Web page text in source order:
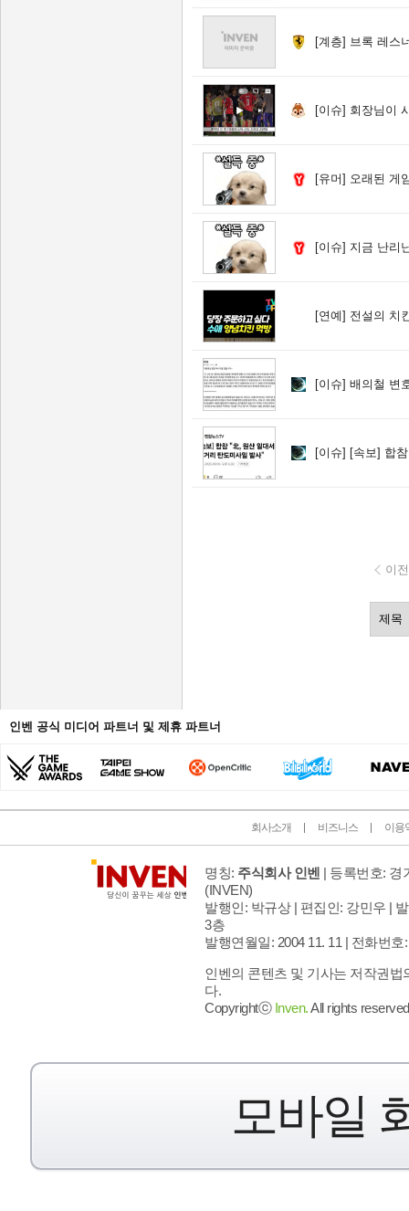
[계층] 브록 레스
[이슈] 회장님이 시
[유머] 오래된 게
[이슈] 지금 난리난 축
[연예] 전설의 치
[이슈] 배의철 변호사
[이슈] [속보] 합참 "
이전
인벤 공식 미디어 파트너 및 제휴 파트너
회사소개 비즈니스 이용
명칭: 주식회사 인벤 | 등록번호: 경
(INVEN)
발행인: 박규상 | 편집인: 강민우 |
3층
발행연월일: 2004 11. 11 | 전화번호
인벤의 콘텐츠 및 기사는 저작권
다.
Copyrightⓒ Inven.All rights
모바일